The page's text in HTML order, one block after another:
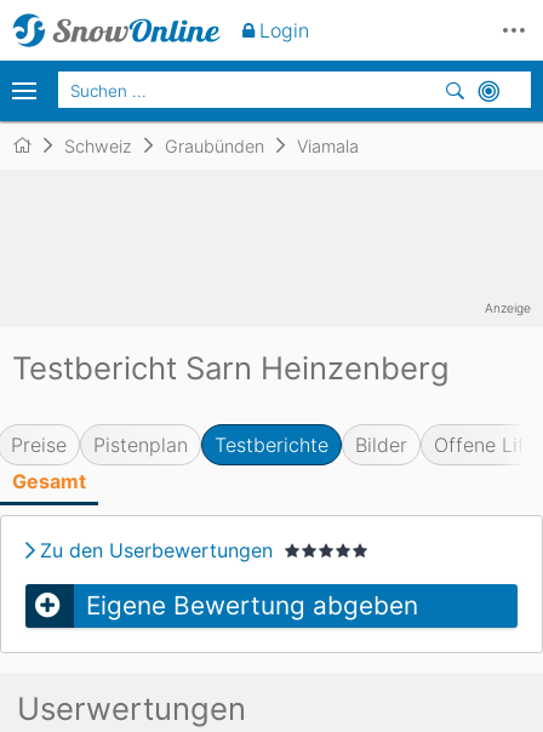
Schweiz Graubünden Viamala
Testbericht Sarn Heinzenberg
Preise Pistenplan Testberichte Bilder
Offene
Gesamt
Zu den Userbewertungen
Eigene Bewertung abgeben
Userwertungen
Anzeige
Login